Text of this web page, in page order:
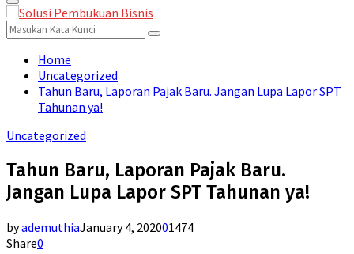
for:
Primary
Menu
Search
for:
Search
Home
Uncategorized
Tahun Baru, Laporan Pajak Baru. Jangan Lupa Lapor SPT
Tahunan ya!
Uncategorized
Tahun Baru, Laporan Pajak Baru.
Jangan Lupa Lapor SPT Tahunan ya!
byademuthiaJanuary 4, 202001474
Share0